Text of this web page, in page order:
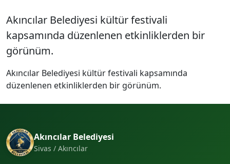
Akıncılar Belediyesi kültür festivali
kapsamında düzenlenen etkinliklerden bir
görünüm.
Akıncılar Belediyesi kültür festivali kapsamında
düzenlenen etkinliklerden bir görünüm.
Akıncılar Belediyesi
Sivas / Akıncılar